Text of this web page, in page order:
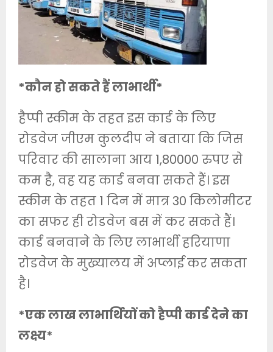
*कौन हो सकते हैं लाभार्थी*
हैप्पी स्कीम के तहत इस कार्ड के लिए
रोडवेज जीएम कुलदीप ने बताया कि जिस
परिवार की सालाना आय 1,80000 रुपए से
कम है, वह यह कार्ड बनवा सकते हैं। इस
स्कीम के तहत 1 दिन में मात्र 30 किलोमीटर
का सफर ही रोडवेज बस में कर सकते हैं।
कार्ड बनवाने के लिए लाभार्थी हरियाणा
रोडवेज के मुख्यालय में अप्लाई कर सकता
है।
*एक लाख लाभार्थियों को हैप्पी कार्ड देने का
लक्ष्य*